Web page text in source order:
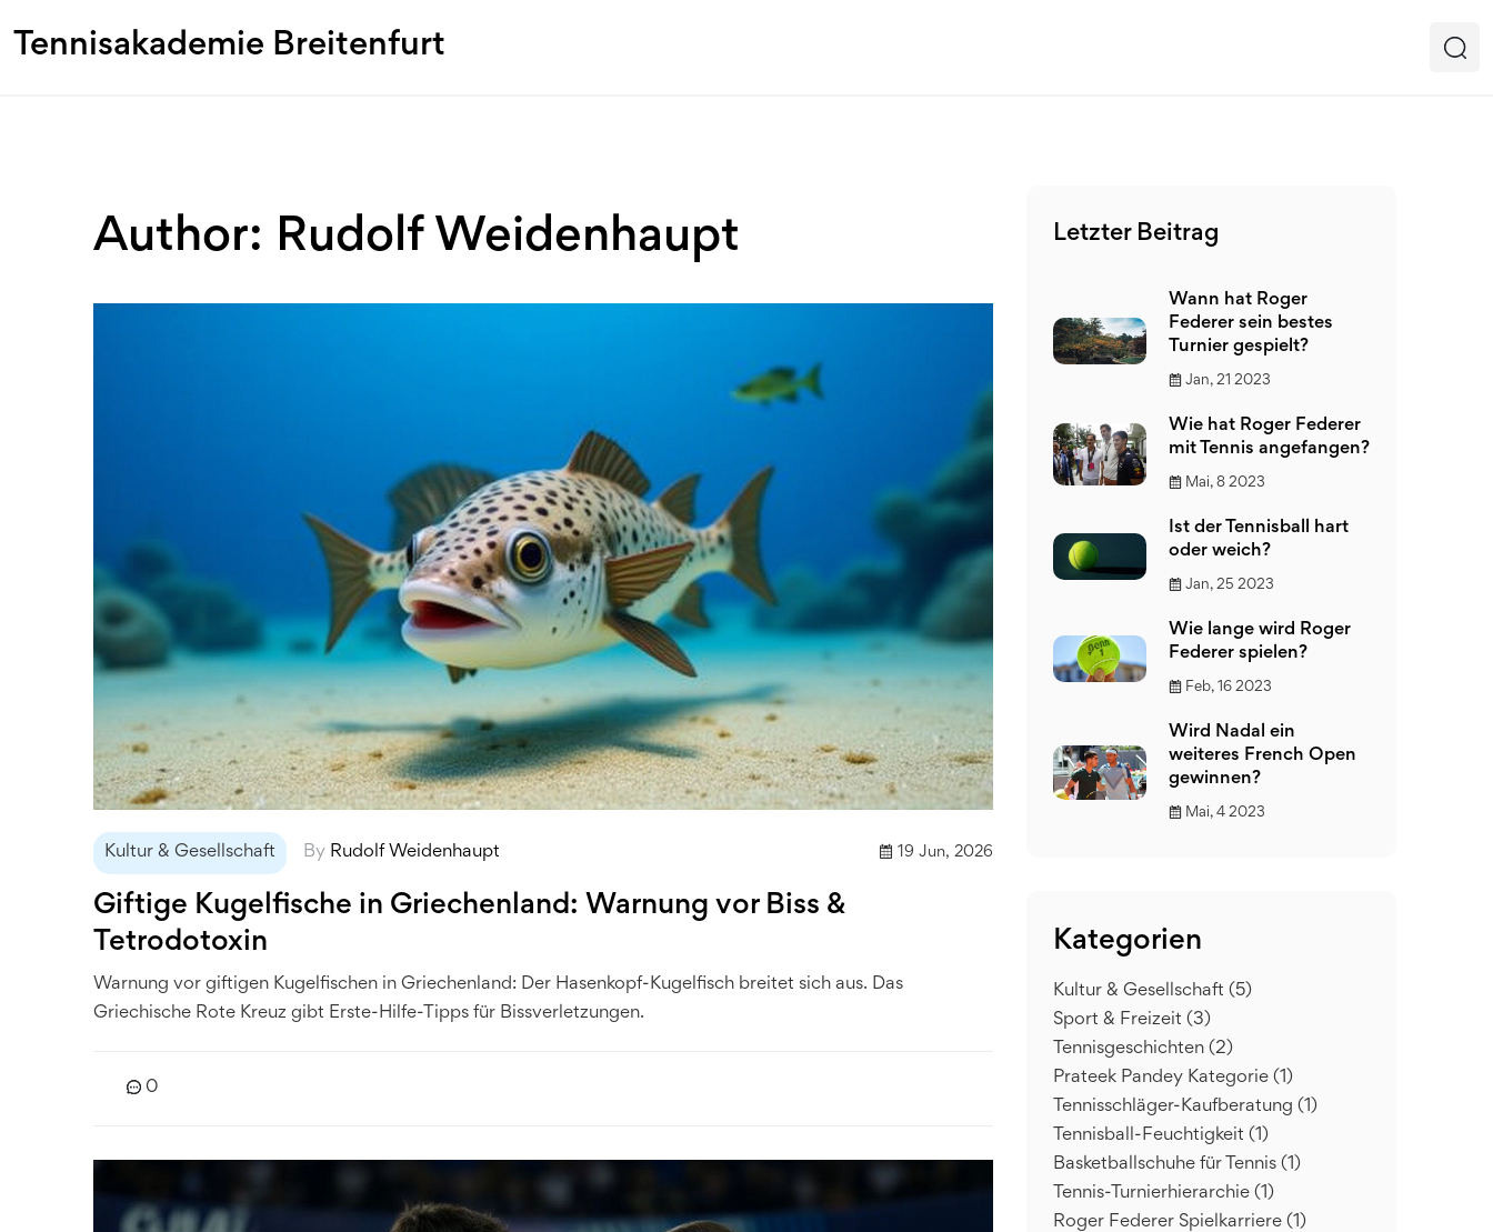
Tennisakademie Breitenfurt
Author: Rudolf Weidenhaupt
Kultur & Gesellschaft By Rudolf Weidenhaupt 19 Jun, 2026
Giftige Kugelfische in Griechenland: Warnung vor Biss &
Tetrodotoxin
Warnung vor giftigen Kugelfischen in Griechenland: Der Hasenkopf-Kugelfisch breitet sich aus. Das
Griechische Rote Kreuz gibt Erste-Hilfe-Tipps für Bissverletzungen.
0
Letzter Beitrag
Wann hat Roger
Federer sein bestes
Turnier gespielt?
Jan, 21 2023
Wie hat Roger Federer
mit Tennis angefangen?
Mai, 8 2023
Ist der Tennisball hart
oder weich?
Jan, 25 2023
Wie lange wird Roger
Federer spielen?
Feb, 16 2023
Wird Nadal ein
weiteres French Open
gewinnen?
Mai, 4 2023
Kategorien
Kultur & Gesellschaft (5)
Sport & Freizeit (3)
Tennisgeschichten (2)
Prateek Pandey Kategorie (1)
Tennisschläger-Kaufberatung (1)
Tennisball-Feuchtigkeit (1)
Basketballschuhe für Tennis (1)
Tennis-Turnierhierarchie (1)
Roger Federer Spielkarriere (1)